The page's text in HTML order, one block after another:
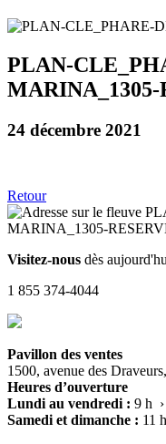
PLAN-
MARINA_1305-
24 décembre 2021
Retour
Visitez-nous dès
1 855 374-4044
Pavillon des ventes
1500, avenue des
Heures d’ouverture
Lundi au vendredi : 9 h
Samedi et dimanche : 11